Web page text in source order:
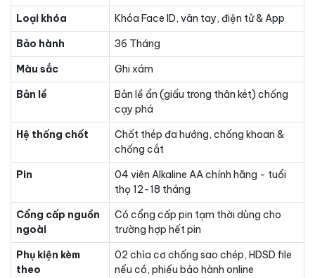
Loại khóa
Khóa Face ID, vân tay, điện tử & App
Bảo hành
36 Tháng
Màu sắc
Ghi xám
Bản lề
Bản lề ẩn (giấu trong thân két) chống
cạy phá
Hệ thống chốt
Chốt thép đa hướng, chống khoan &
chống cắt
Pin
04 viên Alkaline AA chính hãng - tuổi
thọ 12-18 tháng
Cổng cấp nguồn
ngoài
Có cổng cấp pin tạm thời dùng cho
trường hợp hết pin
Phụ kiện kèm
theo
02 chìa cơ chống sao chép, HDSD file
nếu có, phiếu bảo hành online